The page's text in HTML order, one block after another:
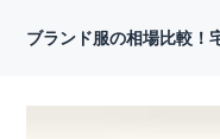
ブランド服の相場比較！